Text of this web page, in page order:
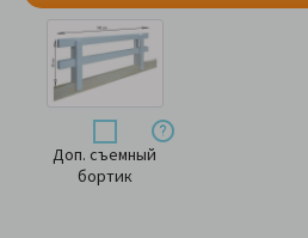
Доп. съемный
бортик